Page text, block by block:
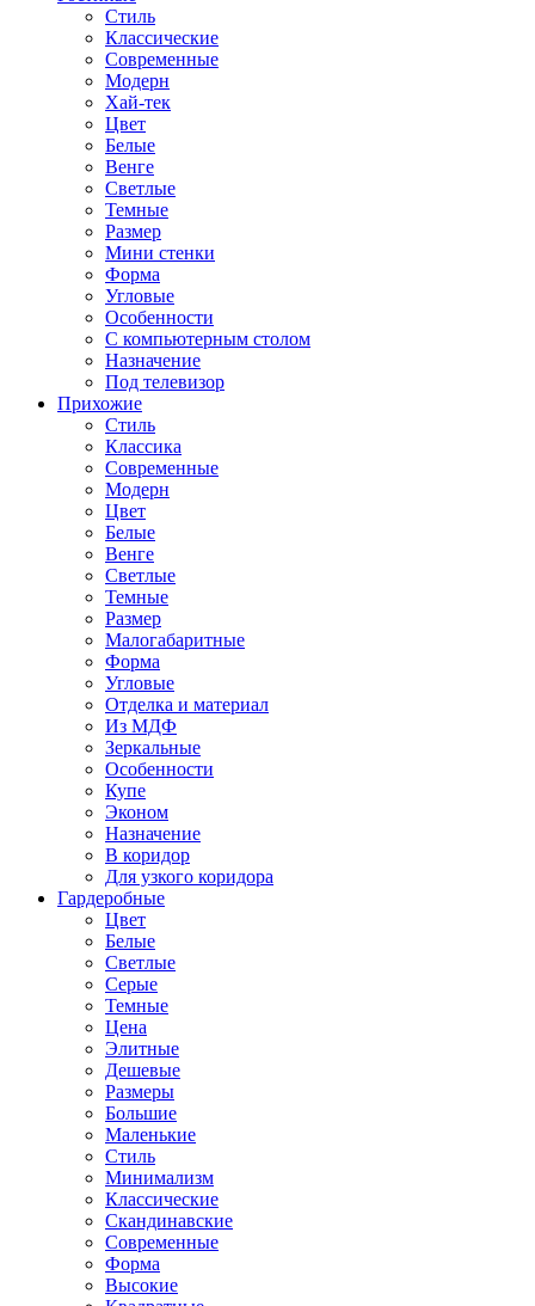
Стиль
Классические
Современные
Модерн
Хай-тек
Цвет
Белые
Венге
Светлые
Темные
Размер
Мини стенки
Форма
Угловые
Особенности
С компьютерным столом
Назначение
Под телевизор
Прихожие
Стиль
Классика
Современные
Модерн
Цвет
Белые
Венге
Светлые
Темные
Размер
Малогабаритные
Форма
Угловые
Отделка и материал
Из МДФ
Зеркальные
Особенности
Купе
Эконом
Назначение
В коридор
Для узкого коридора
Гардеробные
Цвет
Белые
Светлые
Серые
Темные
Цена
Элитные
Дешевые
Размеры
Большие
Маленькие
Стиль
Минимализм
Классические
Скандинавские
Современные
Форма
Высокие